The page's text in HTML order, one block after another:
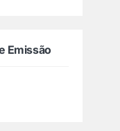
Emissão